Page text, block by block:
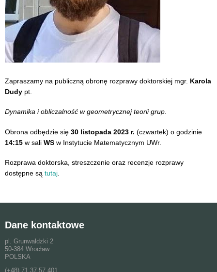
Zapraszamy na publiczną obronę rozprawy doktorskiej mgr. Karola
Dudy pt.
Dynamika i obliczalność w geometrycznej teorii grup
Obrona odbędzie się 30 listopada 2023 r. (czwartek) o godzinie
14:15 w sali WS w Instytucie Matematycznym UWr.
Rozprawa doktorska, streszczenie oraz recenzje rozprawy
dostępne są tutaj.
Dane kontaktowe
pl. Grunwaldzki 2
50-384 Wrocław
POLSKA
(+48) 71 37 57 401